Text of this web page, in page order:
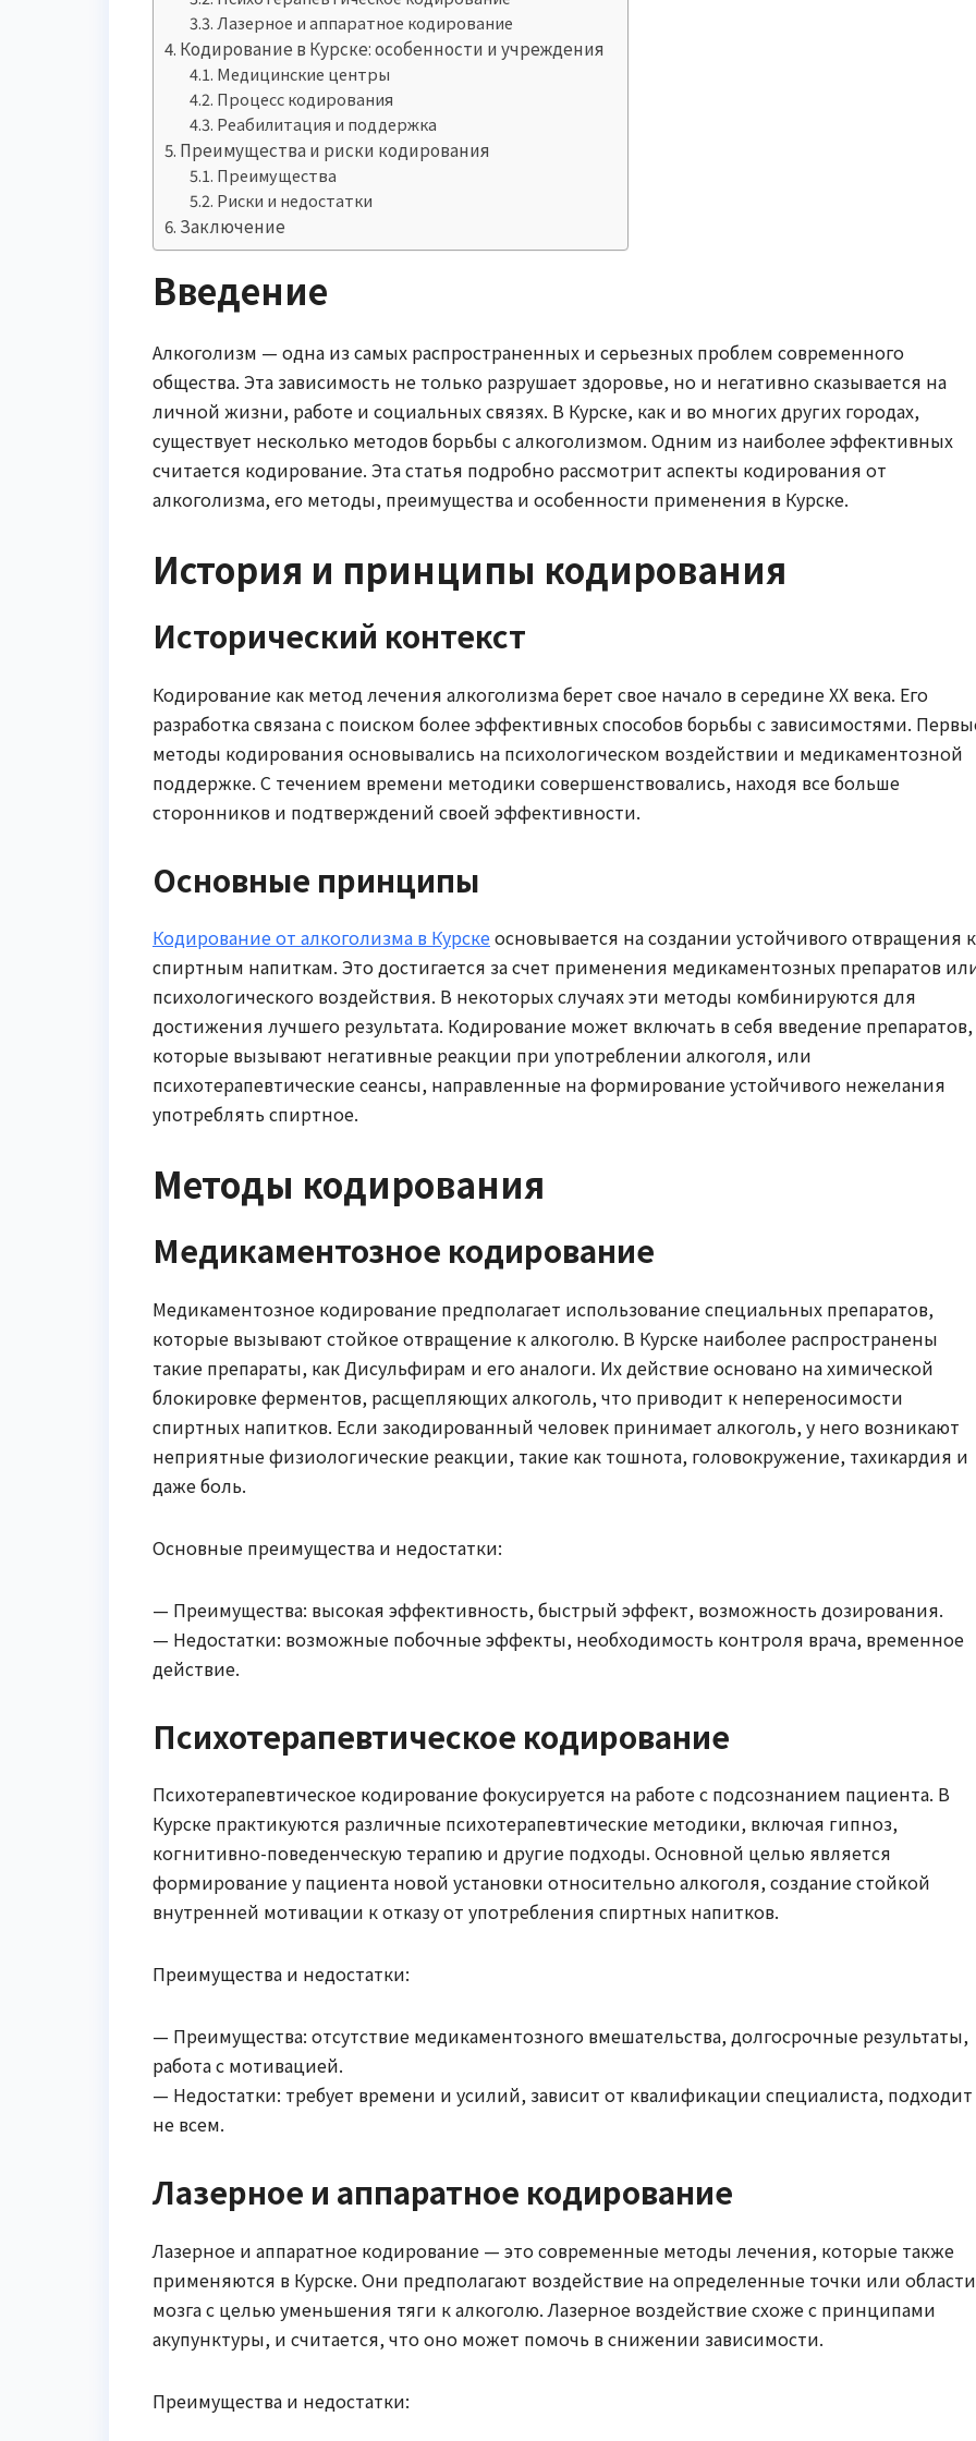
Лазерное и аппаратное кодирование
Кодирование в Курске: особенности и учреждения
Медицинские центры
Процесс кодирования
Реабилитация и поддержка
Преимущества и риски кодирования
Преимущества
Риски и недостатки
Заключение
Введение
Алкоголизм — одна из самых распространенных и серьезных проблем современного
общества. Эта зависимость не только разрушает здоровье, но и негативно сказывается на
личной жизни, работе и социальных связях. В Курске, как и во многих других городах,
существует несколько методов борьбы с алкоголизмом. Одним из наиболее эффективных
считается кодирование. Эта статья подробно рассмотрит аспекты кодирования от
алкоголизма, его методы, преимущества и особенности применения в Курске.
История и принципы кодирования
Исторический контекст
Кодирование как метод лечения алкоголизма берет свое начало в середине XX века. Его
разработка связана с поиском более эффективных способов борьбы с зависимостями.
методы кодирования основывались на психологическом воздействии и медикаментозной
поддержке. С течением времени методики совершенствовались, находя все больше
сторонников и подтверждений своей эффективности.
Основные принципы
Кодирование от алкоголизма в Курскеосновывается на создании устойчивого отвращения к
спиртным напиткам. Это достигается за счет применения медикаментозных препаратов
психологического воздействия. В некоторых случаях эти методы комбинируются для
достижения лучшего результата. Кодирование может включать в себя введение препаратов,
которые вызывают негативные реакции при употреблении алкоголя, или
психотерапевтические сеансы, направленные на формирование устойчивого нежелания
употреблять спиртное.
Методы кодирования
Медикаментозное кодирование
Медикаментозное кодирование предполагает использование специальных препаратов,
которые вызывают стойкое отвращение к алкоголю. В Курске наиболее распространены
такие препараты, как Дисульфирам и его аналоги. Их действие основано на химической
блокировке ферментов, расщепляющих алкоголь, что приводит к непереносимости
спиртных напитков. Если закодированный человек принимает алкоголь, у него возникают
неприятные физиологические реакции, такие как тошнота, головокружение, тахикардия и
даже боль.
Основные преимущества и недостатки:
— Преимущества: высокая эффективность, быстрый эффект, возможность дозирования.
— Недостатки: возможные побочные эффекты, необходимость контроля врача, временное
действие.
Психотерапевтическое кодирование
Психотерапевтическое кодирование фокусируется на работе с подсознанием пациента. В
Курске практикуются различные психотерапевтические методики, включая гипноз,
когнитивно-поведенческую терапию и другие подходы. Основной целью является
формирование у пациента новой установки относительно алкоголя, создание стойкой
внутренней мотивации к отказу от употребления спиртных напитков.
Преимущества и недостатки:
— Преимущества: отсутствие медикаментозного вмешательства, долгосрочные результаты,
работа с мотивацией.
— Недостатки: требует времени и усилий, зависит от квалификации специалиста, подходит
не всем.
Лазерное и аппаратное кодирование
Лазерное и аппаратное кодирование — это современные методы лечения, которые также
применяются в Курске. Они предполагают воздействие на определенные точки или области
мозга с целью уменьшения тяги к алкоголю. Лазерное воздействие схоже с принципами
акупунктуры, и считается, что оно может помочь в снижении зависимости.
Преимущества и недостатки: